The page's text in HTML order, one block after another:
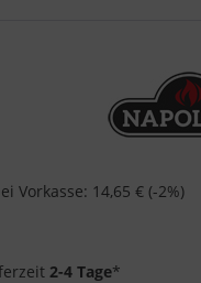
Vorkasse: 14,65 € (-2%)
2-4 Tage*